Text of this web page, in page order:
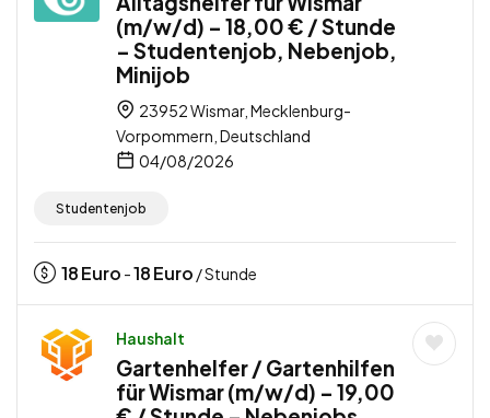
(m/w/d) – 18,00 € / Stunde
– Studentenjob, Nebenjob,
Minijob
23952 Wismar, Mecklenburg-
Vorpommern, Deutschland
04/08/2026
Studentenjob
18Euro -18Euro / Stunde
Haushalt
Gartenhelfer / Gartenhilfen
für Wismar (m/w/d) – 19,00